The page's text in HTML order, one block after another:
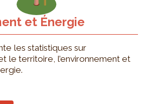
et Énergie
les statistiques sur
le territoire, l’environnement et